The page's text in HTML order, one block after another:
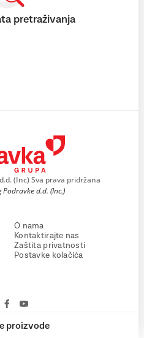
proizvode
pretraživanja
(Inc) Sva prava pridržana
d.d. (Inc.)
O nama
Kontaktirajte nas
Zaštita privatnosti
Postavke kolačića